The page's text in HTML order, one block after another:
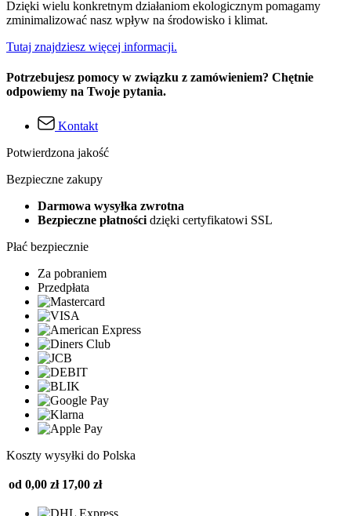
Dzięki wielu konkretnym działaniom ekologicznym pomagamy
zminimalizować nasz wpływ na środowisko i klimat.
Tutaj znajdziesz więcej informacji.
Potrzebujesz pomocy w związku z zamówieniem? Chętnie
odpowiemy na Twoje pytania.
Kontakt
Potwierdzona jakość
Bezpieczne zakupy
Darmowa wysyłka zwrotna
Bezpieczne płatności dzięki certyfikatowi SSL
Płać bezpiecznie
Za pobraniem
Przedpłata
Koszty wysyłki do Polska
od 0,00 zł 17,00 zł